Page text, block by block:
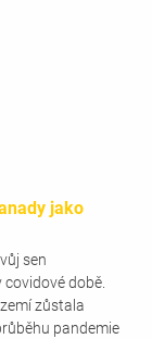
jako
sen
době.
zůstala
pandemie